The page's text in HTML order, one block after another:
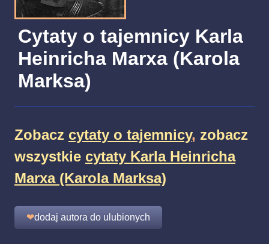
Cytaty o tajemnicy Karla
Heinricha Marxa (Karola
Marksa)
Zobacz cytaty o tajemnicy, zobacz
wszystkie cytaty Karla Heinricha
Marxa (Karola Marksa)
❤dodaj autora do ulubionych